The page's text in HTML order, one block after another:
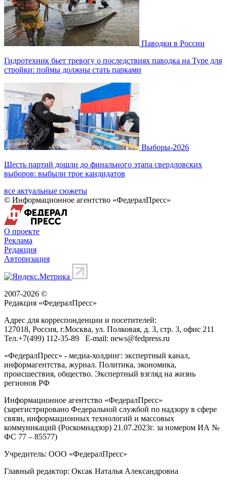
Паводки в России
Гидротехник бьет тревогу о последствиях паводка на Туре для
стройки: поймы должны стать парками
Выборы-2026
Шесть партий дошли до финального этапа свердловских
выборов: выбыли трое кандидатов
все актуальные сюжеты
© Информационное агентство «ФедералПресс»
О проекте
Реклама
Редакция
Авторизация
2007-2026 ©
Редакция «ФедералПресс»
Адрес для корреспонденции и посетителей:
127018, Россия, г.Москва, ул. Полковая, д. 3, стр. 3, офис 211
Тел.+7(499) 112-35-89 E-mail: news@fedpress.ru
«ФедералПресс» - медиа-холдинг: экспертный канал,
информагентства, журнал. Политика, экономика,
происшествия, общество. Экспертный взгляд на жизнь
регионов РФ
Информационное агентство «ФедералПресс»
(зарегистрировано Федеральной службой по надзору в сфере
связи, информационных технологий и массовых
коммуникаций (Роскомнадзор) 21.07.2023г. за номером ИА №
ФС 77 – 85577)
Учредитель: ООО «ФедералПресс»
Главный редактор: Оксак Наталья Александровна